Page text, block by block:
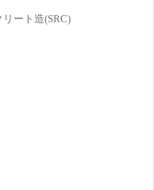
ート造(SRC)